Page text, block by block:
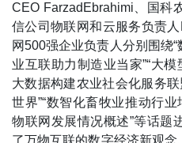
CEO FarzadEbrahimi、国科
信公司物联网和云服务负责
网500强企业负责人分别围绕
业互联助力制造业当家”“大
大数据构建农业社会化服务
世界”“数智化畜牧业推动行业
物联网发展情况概述”等话题